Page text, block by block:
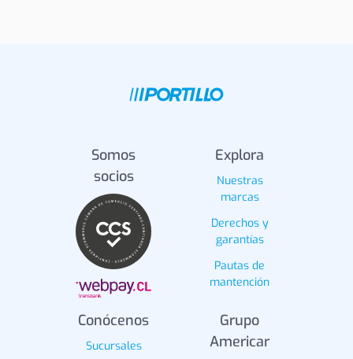
Explora
Nuestras
marcas
Derechos y
garantías
Pautas de
mantención
Conócenos
Sucursales
Grupo
Americar
Somos
socios